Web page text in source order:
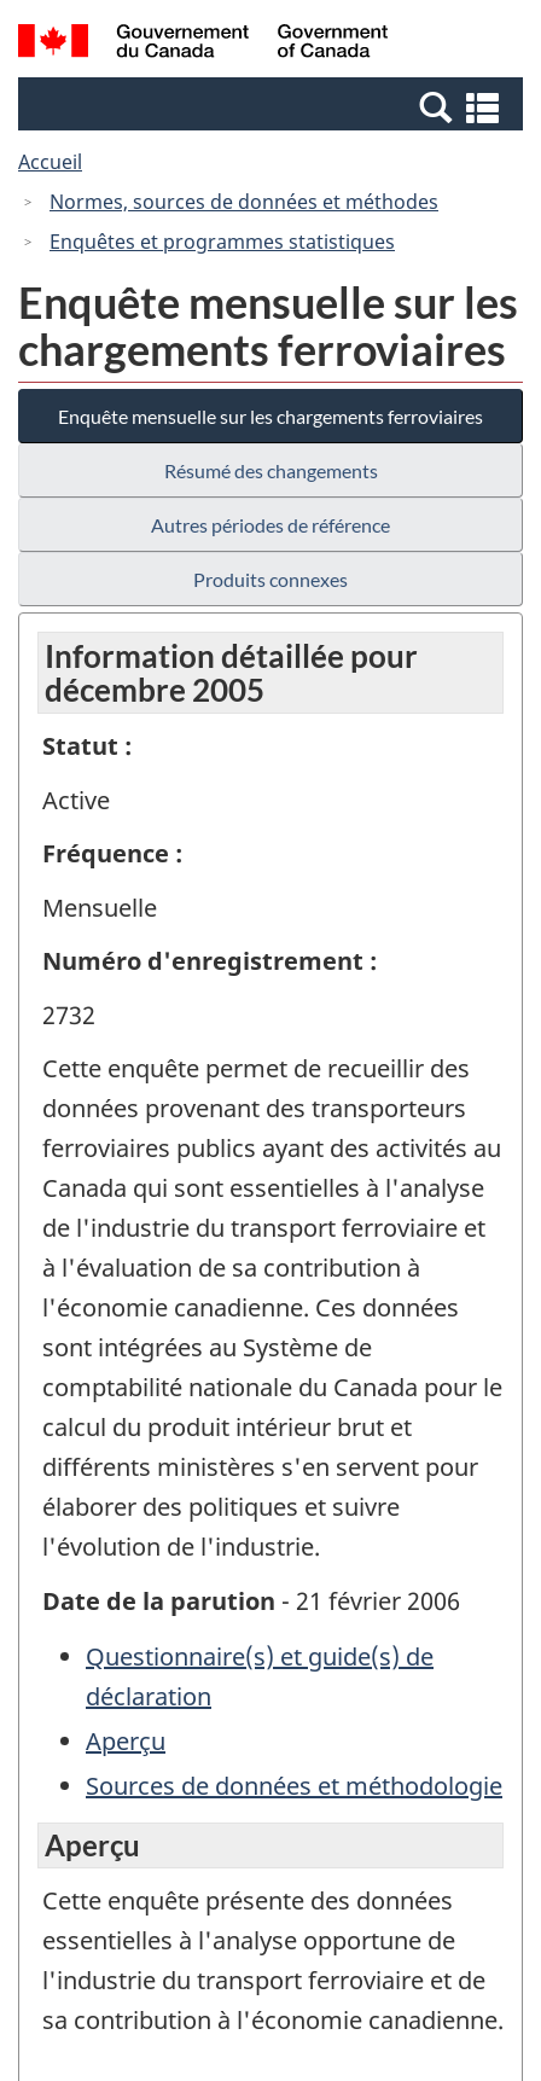
Passer
au
Passer
au
Passer
à
Canada
Recherche
et
et
Accueil
Normes, sources de données et méthodes
Enquêtes et programmes statistiques
Enquête mensuelle sur les
chargements ferroviaires
Enquête mensuelle sur les chargements ferroviaires
Résumé des changements
Autres périodes de référence
Produits connexes
Information détaillée pour
décembre 2005
Statut :
Active
Fréquence :
Mensuelle
Numéro d'enregistrement :
2732
Cette enquête permet de recueillir des
données provenant des transporteurs
ferroviaires publics ayant des activités au
Canada qui sont essentielles à l'analyse
de l'industrie du transport ferroviaire et
à l'évaluation de sa contribution à
l'économie canadienne. Ces données
sont intégrées au Système de
comptabilité nationale du Canada pour le
calcul du produit intérieur brut et
différents ministères s'en servent pour
élaborer des politiques et suivre
l'évolution de l'industrie.
Date de la parution - 21 février 2006
Questionnaire(s) et guide(s) de
déclaration
Aperçu
Sources de données et méthodologie
Aperçu
Cette enquête présente des données
essentielles à l'analyse opportune de
l'industrie du transport ferroviaire et de
sa contribution à l'économie canadienne.